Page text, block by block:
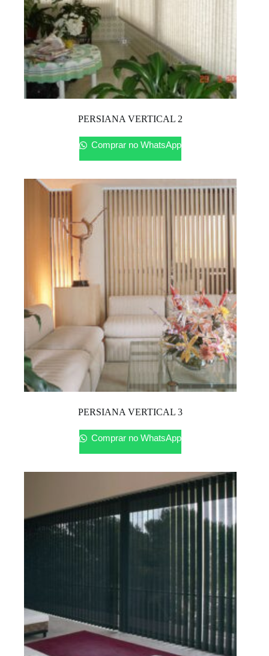
PERSIANA VERTICAL 2
Comprar no WhatsApp
PERSIANA VERTICAL 3
Comprar no WhatsApp